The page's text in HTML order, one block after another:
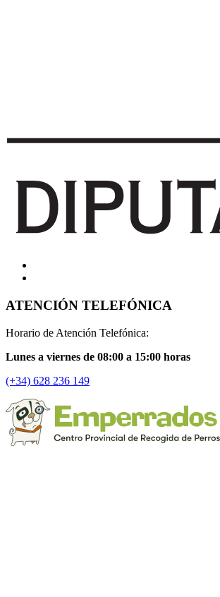
ATENCIÓN TELEFÓNICA
Horario de Atención Telefónica:
Lunes a viernes de 08:00 a 15:00 horas
(+34) 628 236 149